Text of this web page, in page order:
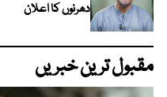
دھرنوں کا اعلان
مقبول ترین خبریں